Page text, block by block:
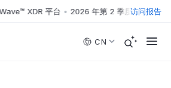
XDR 平台 • 2026 年第 2 季度 The访问报告
CN